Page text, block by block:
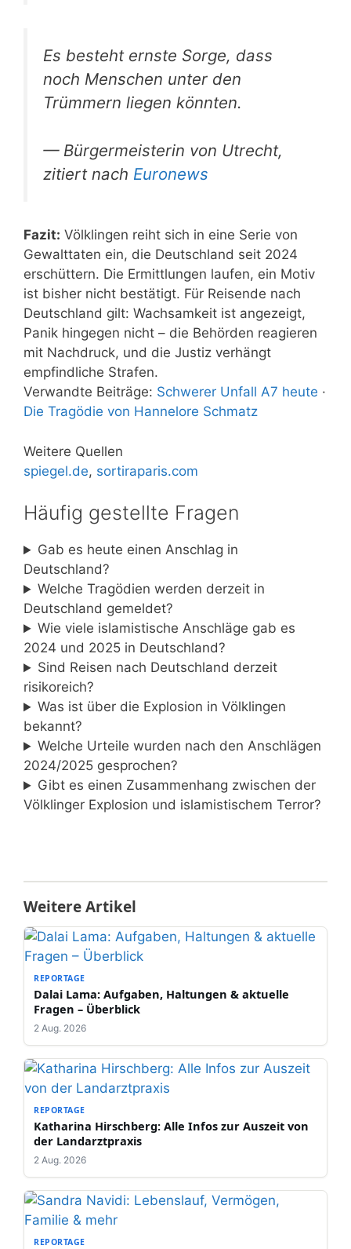
Es besteht ernste Sorge, dass
noch Menschen unter den
Trümmern liegen könnten.
— Bürgermeisterin von Utrecht,
zitiert nach Euronews
Fazit: Völklingen reiht sich in eine Serie von
Gewalttaten ein, die Deutschland seit 2024
erschüttern. Die Ermittlungen laufen, ein Motiv
ist bisher nicht bestätigt. Für Reisende nach
Deutschland gilt: Wachsamkeit ist angezeigt,
Panik hingegen nicht – die Behörden reagieren
mit Nachdruck, und die Justiz verhängt
empfindliche Strafen.
Verwandte Beiträge: Schwerer Unfall A7 heute ·
Die Tragödie von Hannelore Schmatz
Weitere Quellen
spiegel.de, sortiraparis.com
Häufig gestellte Fragen
Gab es heute einen Anschlag in
Deutschland?
Welche Tragödien werden derzeit in
Deutschland gemeldet?
Wie viele islamistische Anschläge gab es
2024 und 2025 in Deutschland?
Sind Reisen nach Deutschland derzeit
risikoreich?
Was ist über die Explosion in Völklingen
bekannt?
Welche Urteile wurden nach den Anschlägen
2024/2025 gesprochen?
Gibt es einen Zusammenhang zwischen der
Völklinger Explosion und islamistischem Terror?
Weitere Artikel
REPORTAGE
Dalai Lama: Aufgaben, Haltungen & aktuelle
Fragen – Überblick
2 Aug. 2026
REPORTAGE
Katharina Hirschberg: Alle Infos zur Auszeit von
der Landarztpraxis
2 Aug. 2026
REPORTAGE